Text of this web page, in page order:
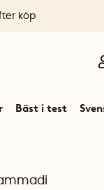
Bäst i test
köp